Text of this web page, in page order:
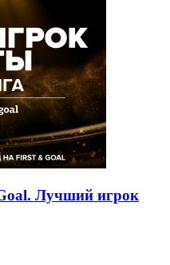
Лучший игрок